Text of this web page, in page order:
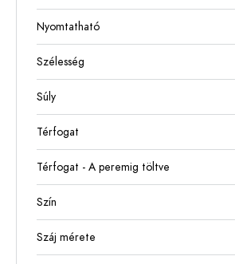
Nyomtatható
Szélesség
Súly
Térfogat
Térfogat - A peremig töltve
Szín
Száj mérete